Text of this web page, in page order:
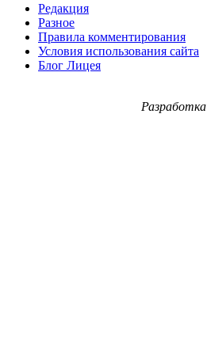
Редакция
Разное
Правила комментирования
Условия использования сайта
Блог Лицея
Разработка